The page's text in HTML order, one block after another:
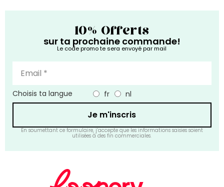
10% Offerts
sur ta prochaine commande!
Le code promo te sera envoyé par mail
Choisis ta langue fr nl
Je m'inscris
En soumettant ce formulaire, j’accepte que les informations saisies soient
utilisées à des fin commerciales.